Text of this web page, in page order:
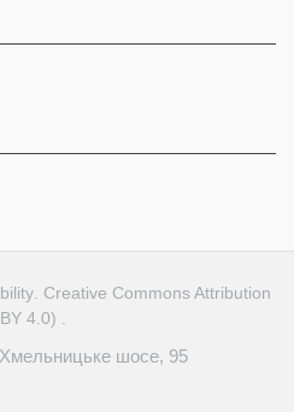
Creative Commons Attribution
4.0)
Хмельницьке шосе, 95